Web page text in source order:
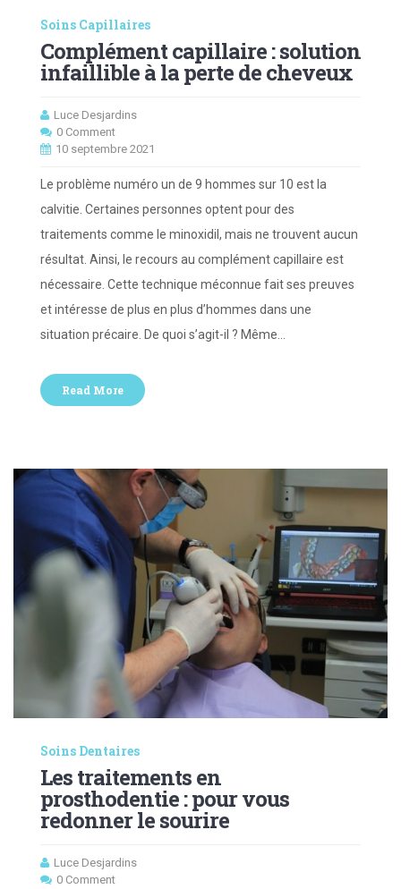
Soins Capillaires
Complément capillaire : solution
infaillible à la perte de cheveux
Luce Desjardins
0 Comment
10 septembre 2021
Le problème numéro un de 9 hommes sur 10 est la
calvitie. Certaines personnes optent pour des
traitements comme le minoxidil, mais ne trouvent aucun
résultat. Ainsi, le recours au complément capillaire est
nécessaire. Cette technique méconnue fait ses preuves
et intéresse de plus en plus d’hommes dans une
situation précaire. De quoi s’agit-il ? Même…
Read More
Soins Dentaires
Les traitements en
prosthodentie : pour vous
redonner le sourire
Luce Desjardins
0 Comment